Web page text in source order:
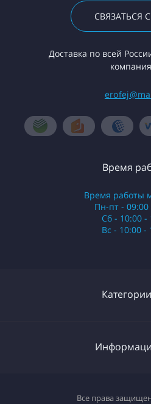
СВЯЗАТЬСЯ
Доставка по всей
Категории
Время
Время работы
Пн-пт - 09:00
Сб - 10:00 -
Вс - 10:00 -
Все права